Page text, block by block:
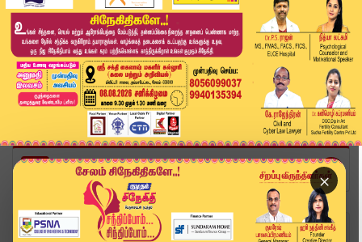
×
Home
வீடியோ ஸ்டோரி